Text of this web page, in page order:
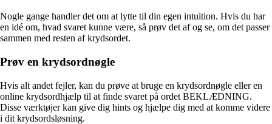
Nogle gange handler det om at lytte til din egen intuition. Hvis du har
en idé om, hvad svaret kunne være, så prøv det af og se, om det passer
sammen med resten af krydsordet.
Prøv en krydsordnøgle
Hvis alt andet fejler, kan du prøve at bruge en krydsordnøgle eller en
online krydsordhjælp til at finde svaret på ordet BEKLÆDNING.
Disse værktøjer kan give dig hints og hjælpe dig med at komme videre
i dit krydsordsløsning.